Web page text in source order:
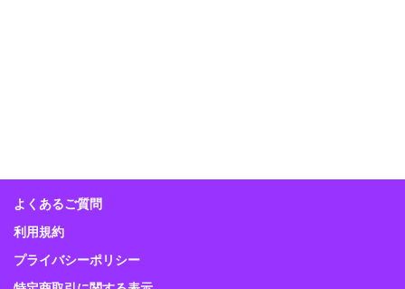
よくあるご質問
利用規約
プライバシーポリシー